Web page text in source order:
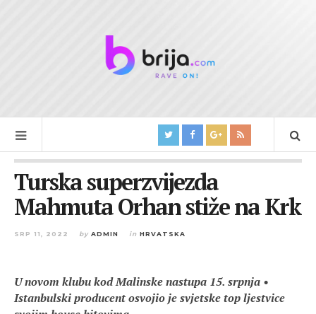
Turska superzvijezda
Mahmuta Orhan stiže na Krk
SRP 11, 2022 by ADMIN in HRVATSKA
U novom klubu kod Malinske nastupa 15. srpnja •
Istanbulski producent osvojio je svjetske top ljestvice